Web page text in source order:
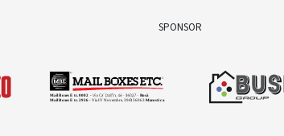
SPONSOR